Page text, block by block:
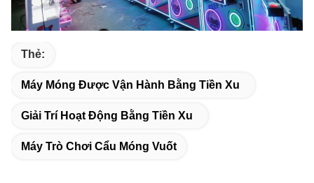
Thẻ:
Máy Móng Được Vận Hành Bằng Tiền Xu
Giải Trí Hoạt Động Bằng Tiền Xu
Máy Trò Chơi Cẩu Móng Vuốt